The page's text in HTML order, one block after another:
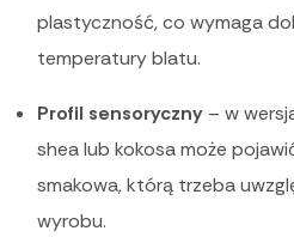
plastyczność, co wymaga
temperatury blatu.
Profil sensoryczny – w
shea lub kokosa może
smakowa, którą trzeba
wyrobu.